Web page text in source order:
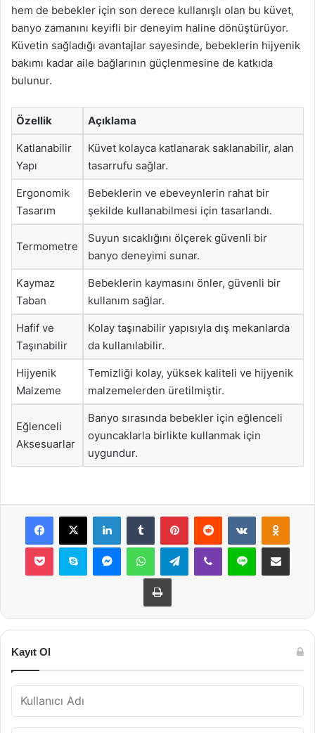
hem de bebekler için son derece kullanışlı olan bu küvet,
banyo zamanını keyifli bir deneyim haline dönüştürüyor.
Küvetin sağladığı avantajlar sayesinde, bebeklerin hijyenik
bakımı kadar aile bağlarının güçlenmesine de katkıda
bulunur.
Özellik Açıklama
Katlanabilir
Yapı
Küvet kolayca katlanarak saklanabilir, alan
tasarrufu sağlar.
Ergonomik
Tasarım
Bebeklerin ve ebeveynlerin rahat bir
şekilde kullanabilmesi için tasarlandı.
Termometre
Suyun sıcaklığını ölçerek güvenli bir
banyo deneyimi sunar.
Kaymaz
Taban
Bebeklerin kaymasını önler, güvenli bir
kullanım sağlar.
Hafif ve
Taşınabilir
Kolay taşınabilir yapısıyla dış mekanlarda
da kullanılabilir.
Hijyenik
Malzeme
Temizliği kolay, yüksek kaliteli ve hijyenik
malzemelerden üretilmiştir.
Eğlenceli
Aksesuarlar
Banyo sırasında bebekler için eğlenceli
oyuncaklarla birlikte kullanmak için
uygundur.
Facebook
X LinkedInTumblr PinterestReddit VKontakte
Pocket Skype MessengerWhatsAppTelegramViber Line E-Posta ile
Yazdır
Kayıt Ol